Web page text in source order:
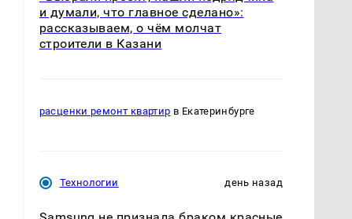
и думали, что главное сделано»:
рассказываем, о чём молчат
строители в Казани
расценки ремонт квартир в Екатеринбурге
Технологии день назад